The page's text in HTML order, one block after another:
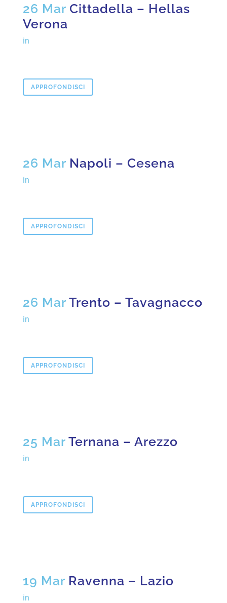
26 Mar Cittadella – Hellas
Verona
in
APPROFONDISCI
26 Mar Napoli – Cesena
in
APPROFONDISCI
26 Mar Trento – Tavagnacco
in
APPROFONDISCI
25 Mar Ternana – Arezzo
in
APPROFONDISCI
19 Mar Ravenna – Lazio
in